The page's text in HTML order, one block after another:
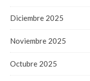
Diciembre 2025
Noviembre 2025
Octubre 2025